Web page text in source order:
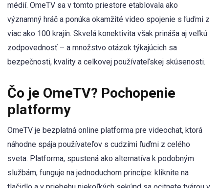
médií. OmeTV sa v tomto priestore etablovala ako
významný hráč a ponúka okamžité video spojenie s ľuďmi z
viac ako 100 krajín. Skvelá konektivita však prináša aj veľkú
zodpovednosť – a množstvo otázok týkajúcich sa
bezpečnosti, kvality a celkovej používateľskej skúsenosti.
Čo je OmeTV? Pochopenie
platformy
OmeTV je bezplatná online platforma pre videochat, ktorá
náhodne spája používateľov s cudzími ľuďmi z celého
sveta. Platforma, spustená ako alternatíva k podobným
službám, funguje na jednoduchom princípe: kliknite na